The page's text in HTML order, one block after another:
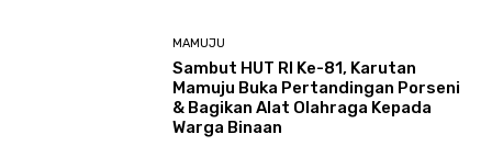
MAMUJU
Sambut HUT RI Ke-81, Karutan
Mamuju Buka Pertandingan Porseni
& Bagikan Alat Olahraga Kepada
Warga Binaan